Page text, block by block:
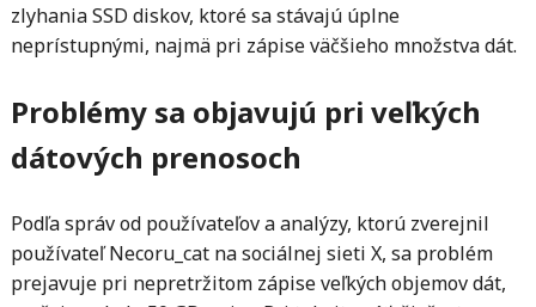
zlyhania SSD diskov, ktoré sa stávajú úplne
neprístupnými, najmä pri zápise väčšieho množstva dát.
Problémy sa objavujú pri veľkých
dátových prenosoch
Podľa správ od používateľov a analýzy, ktorú zverejnil
používateľ Necoru_cat na sociálnej sieti X, sa problém
prejavuje pri nepretržitom zápise veľkých objemov dát,